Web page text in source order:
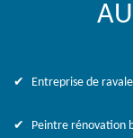
Entreprise de
Peintre rénovation